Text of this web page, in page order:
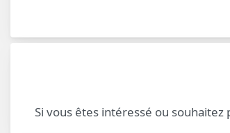
Si vous êtes intéressé ou